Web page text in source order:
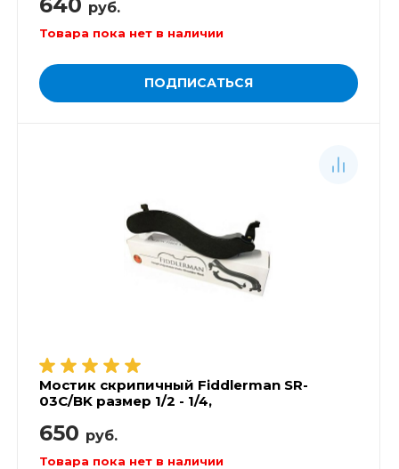
руб.
Товара пока нет в наличии
ПОДПИСАТЬСЯ
Мостик скрипичный Fiddlerman SR-
03C/BK размер 1/2 - 1/4,
650 руб.
Товара пока нет в наличии